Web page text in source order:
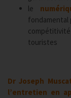
le
fondamental
touristes
Dr Joseph
l’entretien en